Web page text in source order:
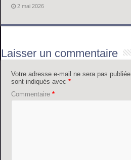
2 mai 2026
Laisser un commentaire
Votre adresse e-mail ne sera pas publiée.
sont indiqués avec*
Commentaire*